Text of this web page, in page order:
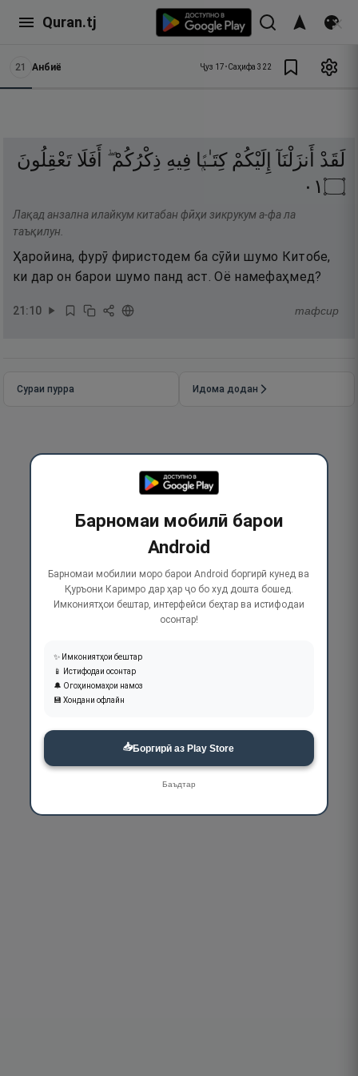
Quran.tj
21 Анбиё Ҷуз 17•Саҳифа 322
لَقَدْ أَنزَلْنَآ إِلَيْكُمْ كِتَـٰبًۭا فِيهِ ذِكْرُكُمْ ۖ أَفَلَا تَعْقِلُونَ
۝١٠
Лақад анзална илайкум китабан фӣҳи зикрукум а-фа ла
таъқилун.
Ҳаройина, фурӯ фиристодем ба сӯйи шумо Китобе,
ки дар он барои шумо панд аст. Оё намефаҳмед?
21:10 тафсир
Сураи пурра Идома додан
Барномаи мобилӣ барои
Android
Барномаи мобилии моро барои Android боргирӣ кунед ва
Қуръони Каримро дар ҳар ҷо бо худ дошта бошед.
Имкониятҳои бештар, интерфейси беҳтар ва истифодаи
осонтар!
✨ Имкониятҳои бештар
📱 Истифодаи осонтар
🔔 Огоҳиномаҳои намоз
💾 Хондани офлайн
📥Боргирӣ аз Play Store
Баъдтар